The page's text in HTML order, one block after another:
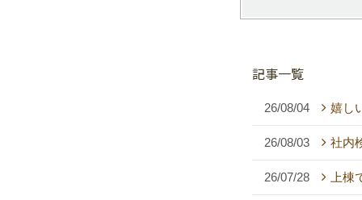
記事一覧
26/08/04 嬉
26/08/03 社内
26/07/28 上